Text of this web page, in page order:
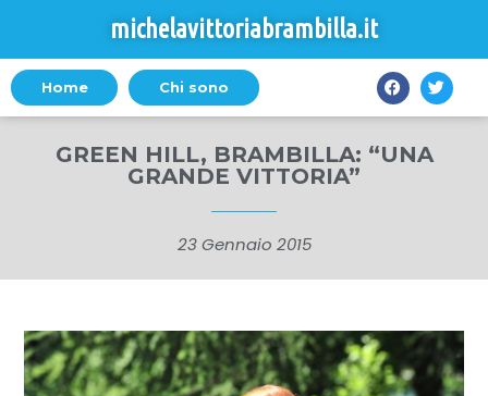
michelavittoriabrambilla.it
Home Chi sono
GREEN HILL, BRAMBILLA: “UNA
GRANDE VITTORIA”
23 Gennaio 2015